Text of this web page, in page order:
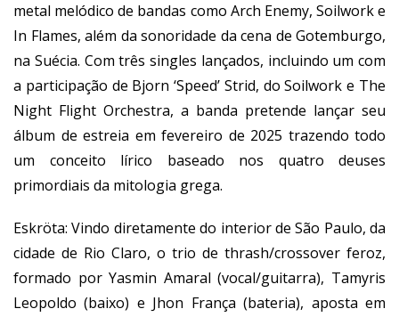
metal melódico de bandas como Arch Enemy, Soilwork e
In Flames, além da sonoridade da cena de Gotemburgo,
na Suécia. Com três singles lançados, incluindo um com
a participação de Bjorn ‘Speed’ Strid, do Soilwork e The
Night Flight Orchestra, a banda pretende lançar seu
álbum de estreia em fevereiro de 2025 trazendo todo
um conceito lírico baseado nos quatro deuses
primordiais da mitologia grega.
Eskröta: Vindo diretamente do interior de São Paulo, da
cidade de Rio Claro, o trio de thrash/crossover feroz,
formado por Yasmin Amaral (vocal/guitarra), Tamyris
Leopoldo (baixo) e Jhon França (bateria), aposta em